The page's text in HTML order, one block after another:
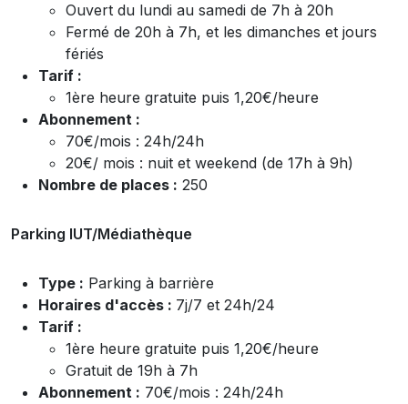
Ouvert du lundi au samedi de 7h à 20h
Fermé de 20h à 7h, et les dimanches et jours
fériés
Tarif :
1ère heure gratuite puis 1,20€/heure
Abonnement :
70€/mois : 24h/24h
20€/ mois : nuit et weekend (de 17h à 9h)
Nombre de places : 250
Parking IUT/Médiathèque
Type : Parking à barrière
Horaires d'accès : 7j/7 et 24h/24
Tarif :
1ère heure gratuite puis 1,20€/heure
Gratuit de 19h à 7h
Abonnement : 70€/mois : 24h/24h